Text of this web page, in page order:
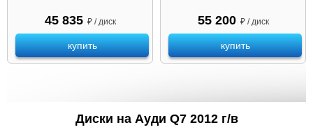
45 835 ₽ / диск
купить
55 200 ₽ / диск
купить
Диски на Ауди Q7 2012 г/в